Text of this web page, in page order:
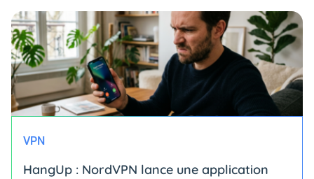
VPN
HangUp : NordVPN lance une application